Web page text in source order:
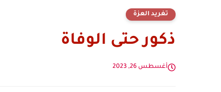
تغريد العزة
ذكور حتى الوفاة
أغسطس 26, 2023